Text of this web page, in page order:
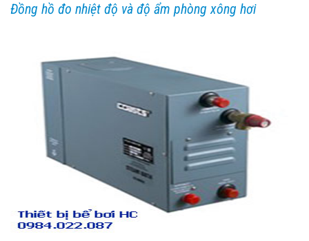
Đồng hồ đo nhiệt độ và độ ẩm phòng xông hơi